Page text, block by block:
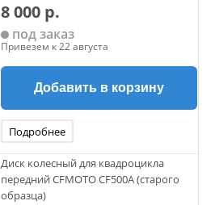
8 000 р.
под заказ
Привезем к 22 августа
Добавить в корзину
Подробнее
Диск колесный для квадроцикла
передний CFMOTO CF500A (старого
образца)